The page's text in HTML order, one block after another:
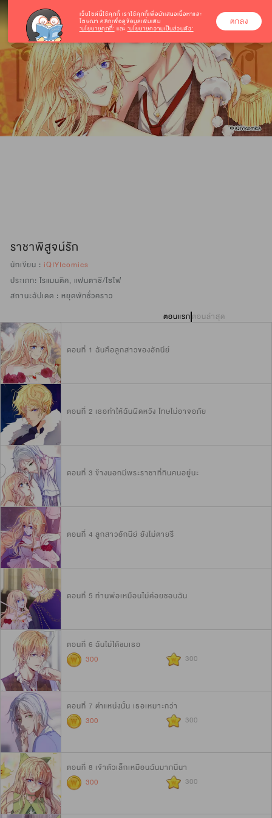
ราชาพิสูจน์รัก
นักเขียน : iQIYIcomics
ประเภท: โรแมนติค, แฟนตาซี/ไซไฟ
สถานะอัปเดต : หยุดพักชั่วคราว
ตอนแรกตอนล่าสุด
ตอนที่ 1 ฉันคือลูกสาวของอักนีย์
ตอนที่ 2 เธอทำให้ฉันผิดหวัง โทษไม่อาจอภัย
ตอนที่ 3 ข้างนอกมีพระราชาที่กินคนอยู่นะ
ตอนที่ 4 ลูกสาวอักนีย์ ยังไม่ตายรึ
ตอนที่ 5 ท่านพ่อเหมือนไม่ค่อยชอบฉัน
ตอนที่ 6 ฉันไม่ได้ชมเธอ
300
300
ตอนที่ 7 ตำแหน่งนั้น เธอเหมาะกว่า
300
300
ตอนที่ 8 เจ้าตัวเล็กเหมือนฉันมากนี่นา
300
300
เว็บไซต์นี้ใช้คุกกี้ เราใช้คุกกี้เพื่อนำเสนอเนื้อหาและ
โฆษณา คลิกเพื่อดูข้อมูลเพิ่มเติม
‘นโยบายคุกกี้’ และ ‘นโยบายความเป็นส่วนตัว’
ตกลง